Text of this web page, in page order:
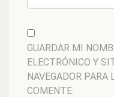
GUARDAR MI
ELECTRÓNICO Y
NAVEGADOR PARA
COMENTE.